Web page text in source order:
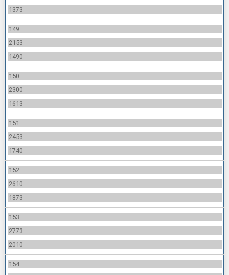
1373
149
2153
1490
150
2300
1613
151
2453
1740
152
2610
1873
153
2773
2010
154